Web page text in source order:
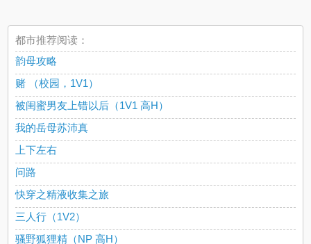
都市推荐阅读：
韵母攻略
赌 （校园，1V1）
被闺蜜男友上错以后（1V1 高H）
我的岳母苏沛真
上下左右
问路
快穿之精液收集之旅
三人行（1V2）
骚野狐狸精（NP 高H）